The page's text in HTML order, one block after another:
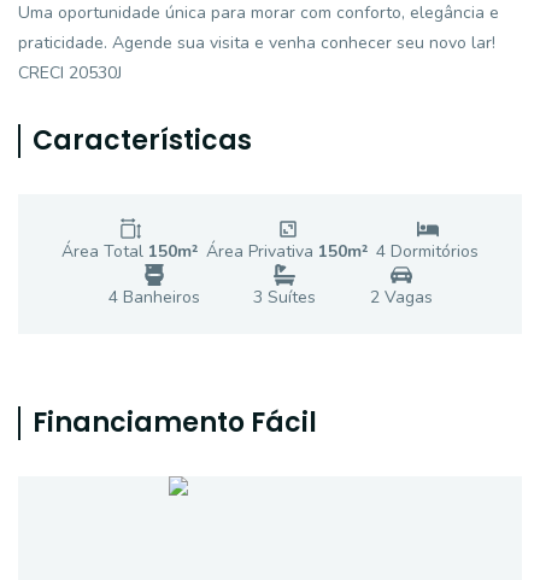
Uma oportunidade única para morar com conforto, elegância e
praticidade. Agende sua visita e venha conhecer seu novo lar!
CRECI 20530J
Características
Área Total 150m² Área Privativa 150m² 4 Dormitórios
4Banheiros 3 Suítes 2Vagas
Financiamento Fácil